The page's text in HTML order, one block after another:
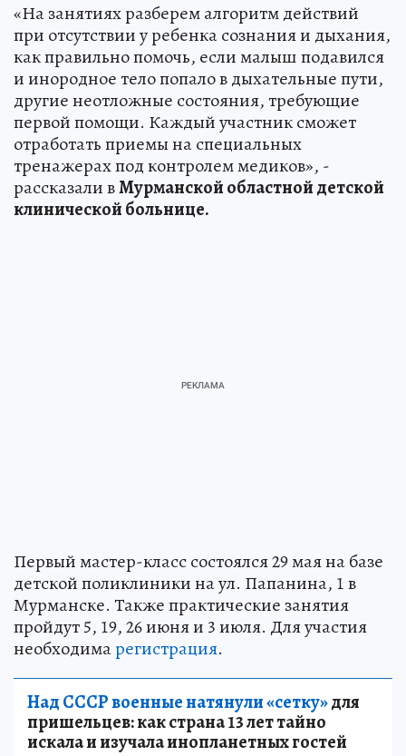
«На занятиях разберем алгоритм действий
при отсутствии у ребенка сознания и дыхания,
как правильно помочь, если малыш подавился
и инородное тело попало в дыхательные пути,
другие неотложные состояния, требующие
первой помощи. Каждый участник сможет
отработать приемы на специальных
тренажерах под контролем медиков», -
рассказали вМурманской областной детской
клинической больнице.
Первый мастер-класс состоялся 29 мая на базе
детской поликлиники на ул. Папанина, 1 в
Мурманске. Также практические занятия
пройдут 5, 19, 26 июня и 3 июля. Для участия
необходимарегистрация.
Над СССР военные натянули «сетку»для
пришельцев: как страна 13 лет тайно
искала и изучала инопланетных гостей